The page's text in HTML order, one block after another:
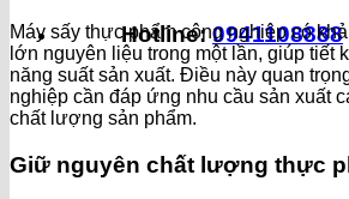
Hotline:0941108888
Máy sấy thực phẩm công nghiệp có
lớn nguyên liệu trong một lần, giúp tiết
năng suất sản xuất. Điều này quan
nghiệp cần đáp ứng nhu cầu sản xuất
chất lượng sản phẩm.
Giữ nguyên chất lượng thực